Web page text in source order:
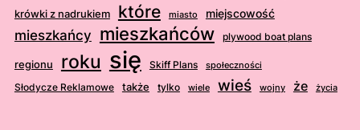
krówki z nadrukiem które miasto miejscowość
mieszkańcy mieszkańców plywood boat plans
regionu roku się Skiff Plans społeczności
Słodycze Reklamowe także tylko wiele wieś wojny że życia